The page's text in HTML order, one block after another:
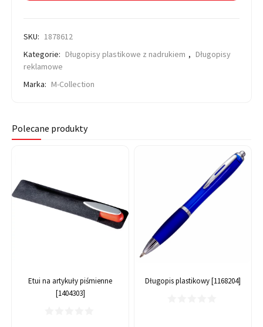
SKU: 1878612
Kategorie: Długopisy plastikowe z nadrukiem , Długopisy
reklamowe
Marka: M-Collection
Polecane produkty
Etui na artykuły piśmienne
[1404303]
Długopis plastikowy [1168204]